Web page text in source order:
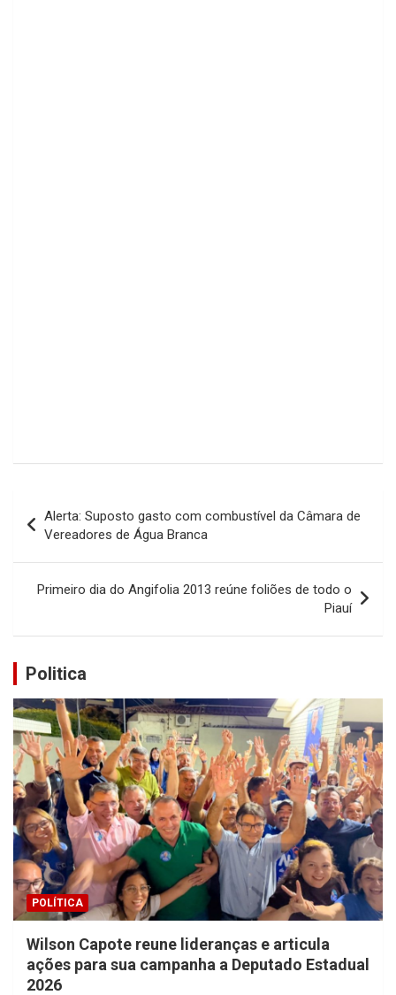
de
Post
Alerta: Suposto gasto com combustível da Câmara de
Vereadores de Água Branca
Primeiro dia do Angifolia 2013 reúne foliões de todo o
Piauí
Politica
POLÍTICA
Wilson Capote reune lideranças e articula
ações para sua campanha a Deputado Estadual
2026